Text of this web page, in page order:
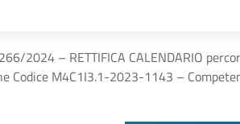
2024 – RETTIFICA CALENDARIO
Codice M4C1I3.1-2023-1143 –